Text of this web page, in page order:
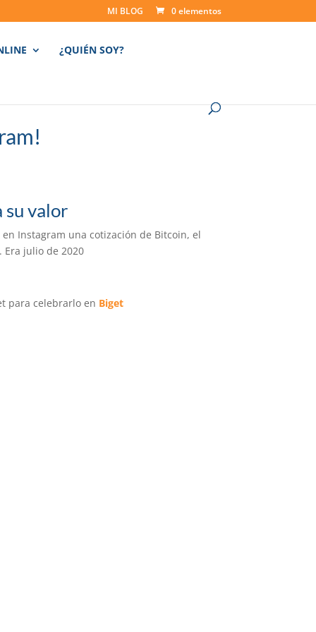
MI BLOG 0 elementos
¿QUIÉN SOY?
valor
Instagram una cotización de Bitcoin, el
Era julio de 2020
para celebrarlo en Biget